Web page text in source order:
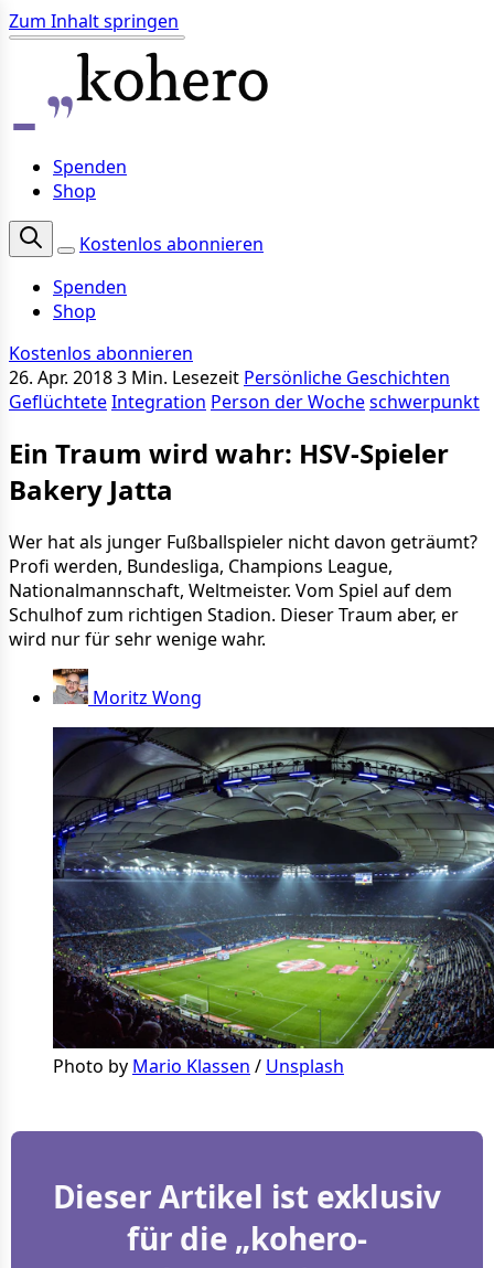
Zum Inhalt springen
Spenden
Shop
Kostenlos abonnieren
Spenden
Shop
Kostenlos abonnieren
26. Apr. 20183 Min. Lesezeit Persönliche Geschichten
GeflüchteteIntegration Person der Wocheschwerpunkt
Ein Traum wird wahr: HSV-Spieler
Bakery Jatta
Wer hat als junger Fußballspieler nicht davon geträumt?
Profi werden, Bundesliga, Champions League,
Nationalmannschaft, Weltmeister. Vom Spiel auf dem
Schulhof zum richtigen Stadion. Dieser Traum aber, er
wird nur für sehr wenige wahr.
Moritz Wong
Photo by Mario Klassen / Unsplash
Dieser Artikel ist exklusiv
für die „kohero-